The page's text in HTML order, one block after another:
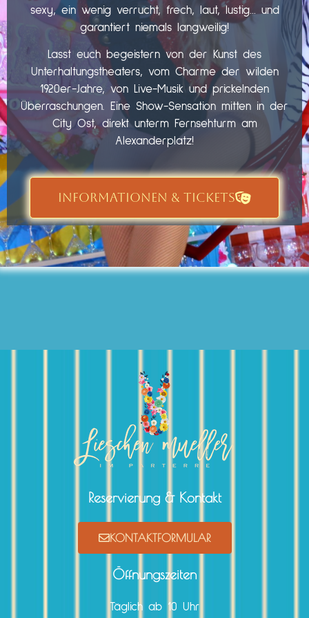
sexy, ein wenig verrucht, frech, laut, lustig… und
garantiert niemals langweilig!
Lasst euch begeistern von der Kunst des
Unterhaltungstheaters, vom Charme der wilden
1920er-Jahre, von Live-Musik und prickelnden
Überraschungen. Eine Show-Sensation mitten in der
City Ost, direkt unterm Fernsehturm am
Alexanderplatz!
INFORMATIONEN & TICKETS
Reservierung & Kontakt
KONTAKTFORMULAR
Öffnungszeiten
Täglich ab 10 Uhr